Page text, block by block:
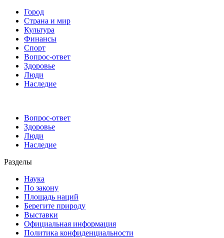
Город
Страна и мир
Культура
Финансы
Спорт
Вопрос-ответ
Здоровье
Люди
Наследие
Вопрос-ответ
Здоровье
Люди
Наследие
Разделы
Наука
По закону
Площадь наций
Берегите природу
Выставки
Официальная информация
Политика конфиденциальности